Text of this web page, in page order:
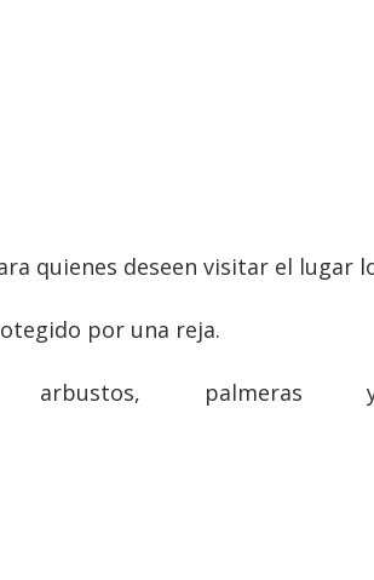
quienes deseen visitar el lugar
por una reja.
palmeras